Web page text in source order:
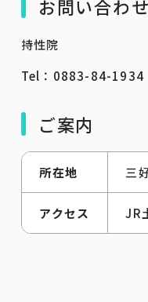
お問い合わせ
持性院
Tel：0883-84-1934
ご案内
所在地 三
アクセス JR